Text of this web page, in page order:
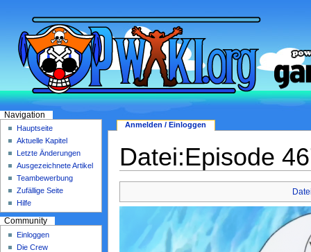
Datei:Episode
Anmelden / Einloggen
Navigation
Hauptseite
Aktuelle Kapitel
Letzte Änderungen
Ausgezeichnete Artikel
Teambewerbung
Zufällige Seite
Hilfe
Community
Einloggen
Die Crew